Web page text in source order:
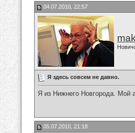
04.07.2010, 22:57
Я здесь совсем не давно.
Я из Нижнего Новгорода. Мой
05.07.2010, 21:18